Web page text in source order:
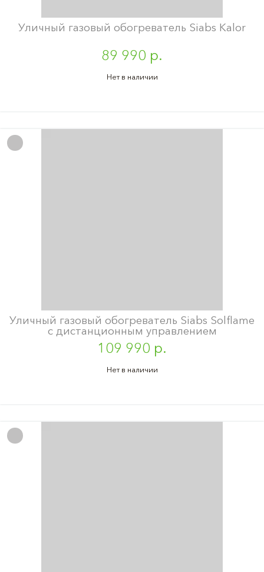
Уличный газовый обогреватель Siabs Kalor
89 990 р.
Нет в наличии
Уличный газовый обогреватель Siabs Solflame
с дистанционным управлением
109 990 р.
Нет в наличии